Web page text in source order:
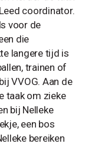
coordinator.
voor de
die
langere tijd is
trainen of
VVOG. Aan de
taak om zieke
bij Nelleke
een bos
bereiken